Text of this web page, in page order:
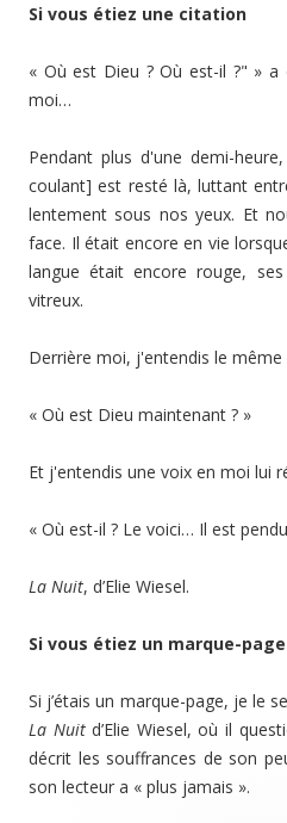
Si vous étiez une citation
« Où est Dieu ? Où est-il ?" » a
moi…
Pendant plus d'une demi-
coulant] est resté là, luttant
lentement sous nos yeux. Et
face. Il était encore en vie
langue était encore rouge,
vitreux.
Derrière moi, j'entendis le
« Où est Dieu maintenant ? »
Et j'entendis une voix en moi lui
« Où est-il ? Le voici… Il est
La Nuit, d’Elie Wiesel.
Si vous étiez un marque-page
Si j’étais un marque-page, je le
La Nuitd’Elie Wiesel, où il
décrit les souffrances de son
son lecteur a « plus jamais ».